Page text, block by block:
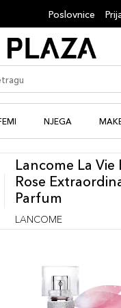
Poslovnice
NJEGA
Lancome La Vie
Rose
Parfum
LANCOME